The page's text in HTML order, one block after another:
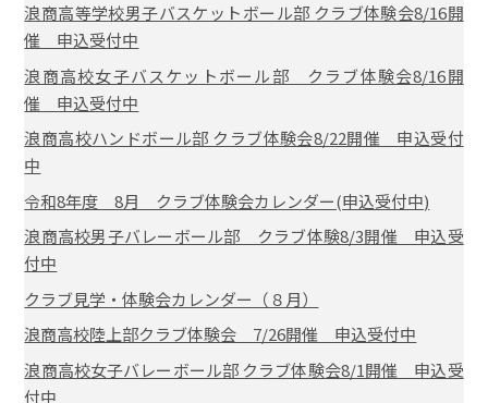
浪商高等学校男子バスケットボール部 クラブ体験会8/16開
催 申込受付中
浪商高校女子バスケットボール部 クラブ体験会8/16開
催 申込受付中
浪商高校ハンドボール部 クラブ体験会8/22開催 申込受付
中
令和8年度 8月 クラブ体験会カレンダー(申込受付中)
浪商高校男子バレーボール部 クラブ体験8/3開催 申込受
付中
クラブ見学・体験会カレンダー（８月）
浪商高校陸上部クラブ体験会 7/26開催 申込受付中
浪商高校女子バレーボール部 クラブ体験会8/1開催 申込受
付中